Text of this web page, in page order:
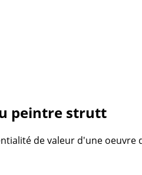
peintre strutt
de valeur d'une